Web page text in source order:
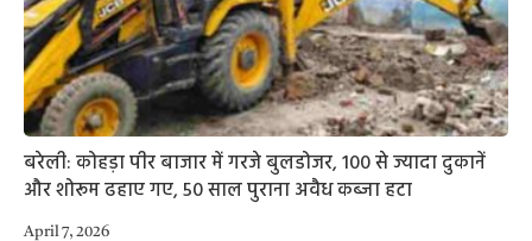
बरेली: कोहड़ा पीर बाजार में गरजे बुलडोजर, 100 से ज्यादा दुकानें
और शोरूम ढहाए गए, 50 साल पुराना अवैध कब्जा हटा
April 7, 2026